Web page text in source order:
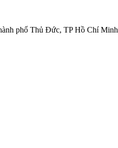
phố Thủ Đức, TP Hồ Chí Minh